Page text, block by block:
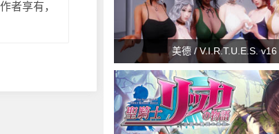
者享有，
美德 / V.I.R.T.U.E.S. v16